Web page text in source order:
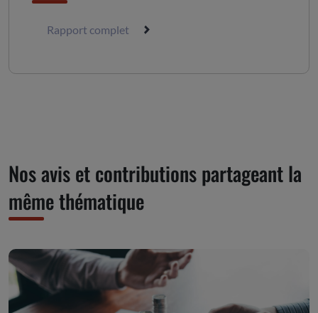
Rapport complet
Nos avis et contributions partageant la
même thématique